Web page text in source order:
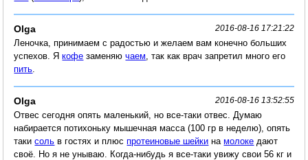
Olga 2016-08-16 17:21:22
Леночка, принимаем с радостью и желаем вам конечно больших
успехов. Якофе заменяючаем , так как врач запретил много его
пить
Olga 2016-08-16 13:52:55
Отвес сегодня опять маленький, но все-таки отвес. Думаю
набирается потихоньку мышечная масса (100 гр в неделю), опять
такисоль в гостях и плюспротеиновые шейки намолоке дают
своё. Но я не унываю. Когда-нибудь я все-таки увижу свои 56 кг и